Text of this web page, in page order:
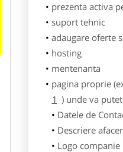
prezenta activa
suport tehnic
adaugare oferte
hosting
mentenanta
pagina proprie
1 ) unde va
Datele de
Descriere
Logo companie